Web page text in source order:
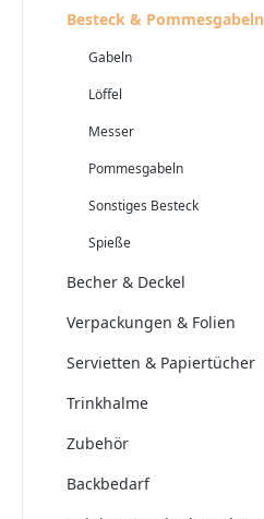
Besteck & Pommesgabeln
Gabeln
Löffel
Messer
Pommesgabeln
Sonstiges Besteck
Spieße
Becher & Deckel
Verpackungen & Folien
Servietten & Papiertücher
Trinkhalme
Zubehör
Backbedarf